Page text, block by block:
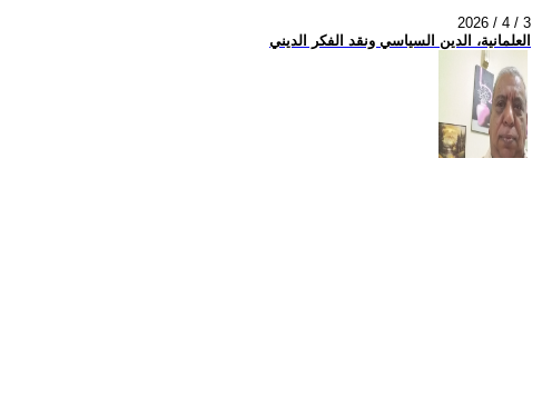
2026 / 4 / 3
العلمانية، الدين السياسي ونقد الفكر الديني